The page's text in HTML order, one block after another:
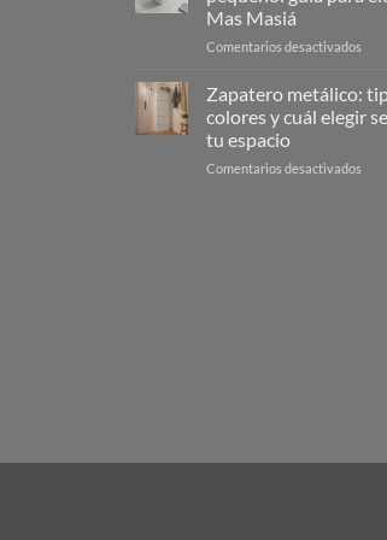
de
6
Mas Masiá
Comentarios desactivados
de
Zapatero metálico:
colores y cuál elegir
tu espacio
Comentarios desactivados